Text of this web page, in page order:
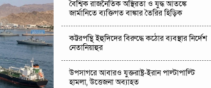
বৈশ্বিক রাজনৈতিক অস্থিরতা ও যুদ্ধ আতঙ্কে
জার্মানিতে ব্যক্তিগত বাঙ্কার তৈরির হিড়িক
কট্টরপন্থি ইহুদিদের বিরুদ্ধে কঠোর ব্যবস্থার নির্দেশ
নেতানিয়াহুর
উপসাগরে আবারও যুক্তরাষ্ট্র-ইরান পাল্টাপাল্টি
হামলা, উত্তেজনা অব্যাহত